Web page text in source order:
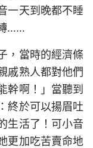
一天到晚都不睡
……
，當時的經濟條
戚熟人都對他們
幹啊！」當聽到
終於可以揚眉吐
生活了！可小音
更加吃苦賣命地